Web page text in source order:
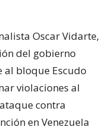
Oscar Vidarte,
del gobierno
al bloque Escudo
violaciones al
contra
en Venezuela